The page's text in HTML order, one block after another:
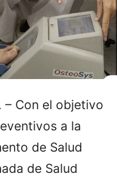
– Con el objetivo
a la
de Salud
de Salud